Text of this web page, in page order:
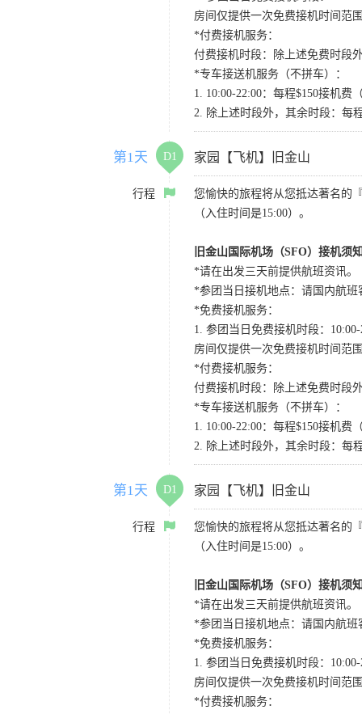
房间仅提供一次免费接机时间范
*付费接机服务：
付费接机时段：除上述免费时段
*专车接送机服务（不拼车）：
1. 10:00-22:00：每程$150接机
2. 除上述时段外，其余时段：每
第1天 D1 家园【飞机】旧金山
行程
您愉快的旅程将从您抵达著名的
（入住时间是15:00）。
旧金山国际机场（SFO）接机须
*请在出发三天前提供航班资讯。
*参团当日接机地点：请国内航班
*免费接机服务：
1. 参团当日免费接机时段：
房间仅提供一次免费接机时间范
*付费接机服务：
付费接机时段：除上述免费时段
*专车接送机服务（不拼车）：
1. 10:00-22:00：每程$150接机
2. 除上述时段外，其余时段：每
第1天 D1 家园【飞机】旧金山
行程
您愉快的旅程将从您抵达著名的
（入住时间是15:00）。
旧金山国际机场（SFO）接机须
*请在出发三天前提供航班资讯。
*参团当日接机地点：请国内航班
*免费接机服务：
1. 参团当日免费接机时段：
房间仅提供一次免费接机时间范
*付费接机服务：